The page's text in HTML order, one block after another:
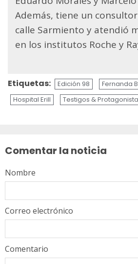
Además, tiene un
calle Sarmiento y atendió
en los institutos Roche y
Etiquetas: Edición 98
Fernanda
Hospital Erill
Testigos &
Comentar la noticia
Comentario
Nombre
Correo electrónico